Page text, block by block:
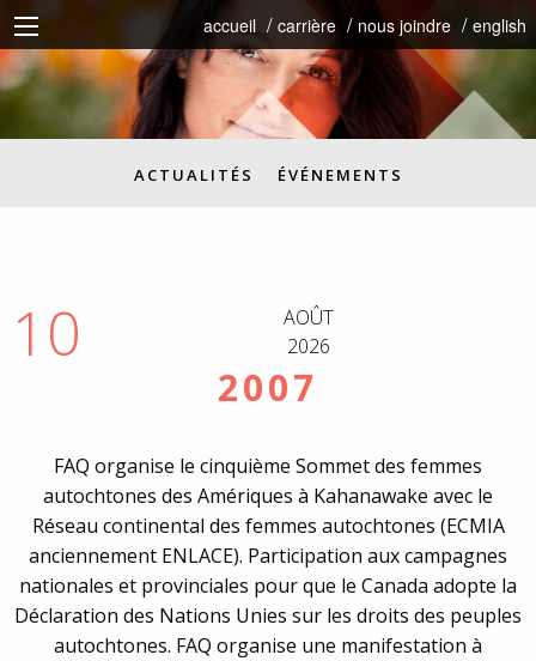
accueil carrière nous joindre english
ACTUALITÉS ÉVÉNEMENTS
10
AOÛT
2026
2007
FAQ organise le cinquième Sommet des femmes
autochtones des Amériques à Kahanawake avec le
Réseau continental des femmes autochtones (ECMIA
anciennement ENLACE). Participation aux campagnes
nationales et provinciales pour que le Canada adopte la
Déclaration des Nations Unies sur les droits des peuples
autochtones. FAQ organise une manifestation à